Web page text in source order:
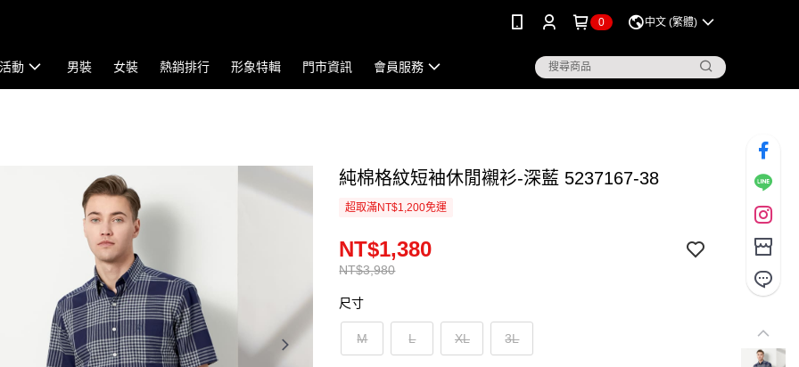
0 中文 (繁體)
動 男裝 女裝 熱銷排行 形象特輯 門市資訊 會員服務
純棉格紋短袖休閒襯衫-深藍 5237167-38
超取滿NT$1,200免運
NT$3,980
NT$1,380
尺寸
M L XL 3L